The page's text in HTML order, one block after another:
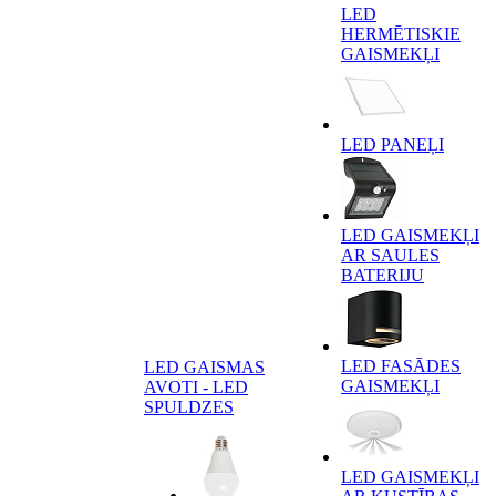
LED GAISMAS
AVOTI - LED
SPULDZES
LED
HERMĒTISKIE
GAISMEKĻI
LED PANEĻI
LED GAISMEKĻI
AR SAULES
BATERIJU
LED FASĀDES
GAISMEKĻI
LED GAISMEKĻI